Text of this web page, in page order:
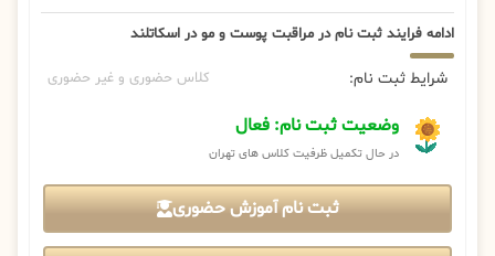
ادامه فرایند ثبت نام در مراقبت پوست و مو در اسکاتلند
شرایط ثبت نام: کلاس حضوری و غیر حضوری
وضعیت ثبت نام: فعال
در حال تکمیل ظرفیت کلاس های تهران
ثبت نام آموزش حضوری